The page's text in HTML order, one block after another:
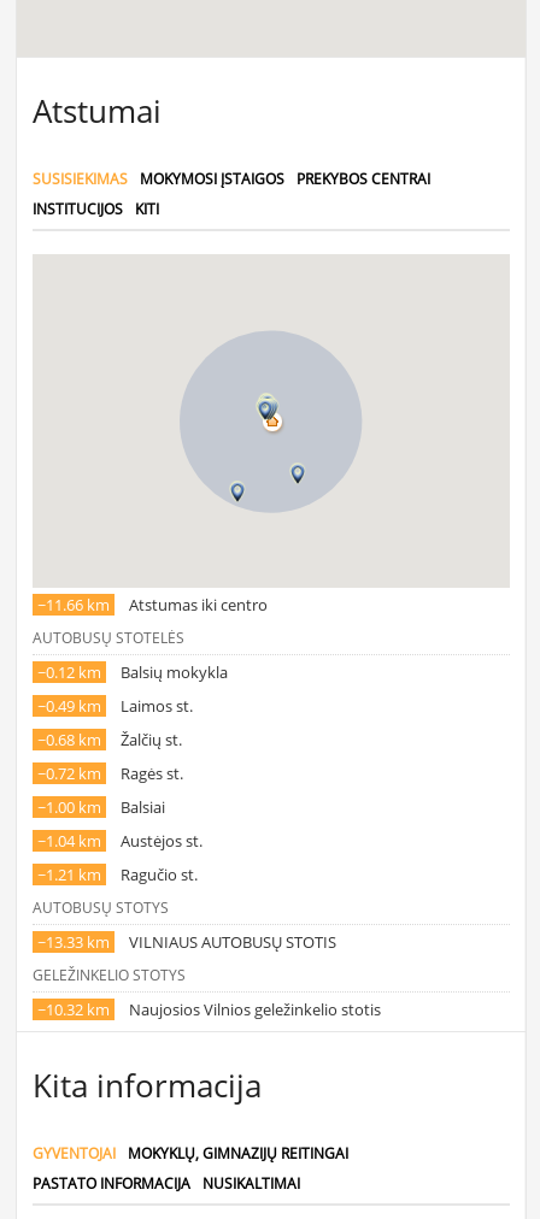
Atstumai
SUSISIEKIMAS MOKYMOSI ĮSTAIGOS
PREKYBOS CENTRAI
INSTITUCIJOS
KITI
~11.66 km Atstumas iki centro
AUTOBUSŲ STOTELĖS
~0.12 km
Balsių mokykla
~0.49 km
Laimos st.
~0.68 km
Žalčių st.
~0.72 km
Ragės st.
~1.00 km
Balsiai
~1.04 km
Austėjos st.
~1.21 km
Ragučio st.
AUTOBUSŲ STOTYS
~13.33 km VILNIAUS AUTOBUSŲ STOTIS
GELEŽINKELIO STOTYS
~10.32 km Naujosios Vilnios geležinkelio stotis
Kita informacija
GYVENTOJAI
MOKYKLŲ, GIMNAZIJŲ REITINGAI
PASTATO INFORMACIJA
NUSIKALTIMAI